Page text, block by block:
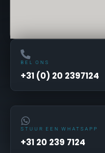
BEL ONS
+31 (0) 20 2397124
STUUR EEN WHATSAPP
+31 20 239 7124